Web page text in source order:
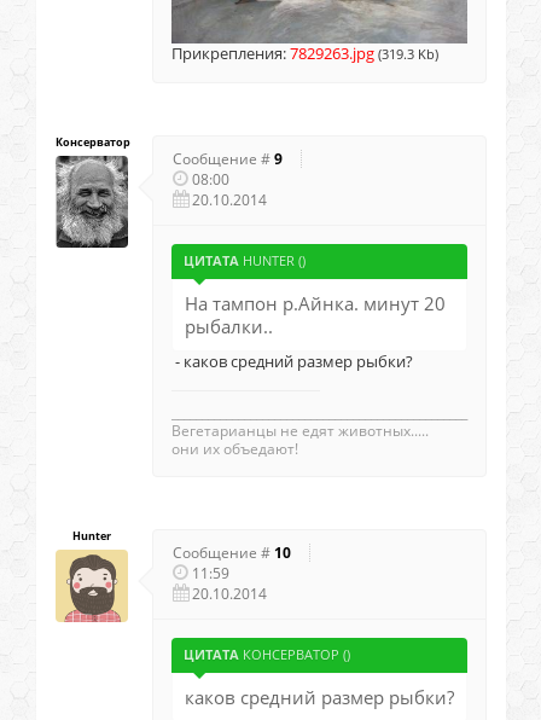
Прикрепления:7829263.jpg (319.3 Kb)
Консерватор
Сообщение #9
08:00
20.10.2014
ЦИТАТА HUNTER ()
На тампон р.Айнка. минут 20
рыбалки..
- каков средний размер рыбки?
Вегетаpианцы не едят животных.....
они их объедают!
Hunter
Сообщение # 10
11:59
20.10.2014
ЦИТАТА КОНСЕРВАТОР ()
каков средний размер рыбки?